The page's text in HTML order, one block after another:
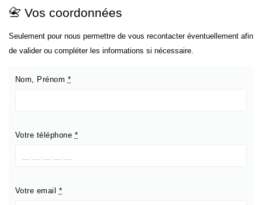
📇 Vos coordonnées
Seulement pour nous permettre de vous recontacter éventuellement afin
de valider ou compléter les informations si nécessaire.
Nom, Prénom *
Votre téléphone *
Votre email *